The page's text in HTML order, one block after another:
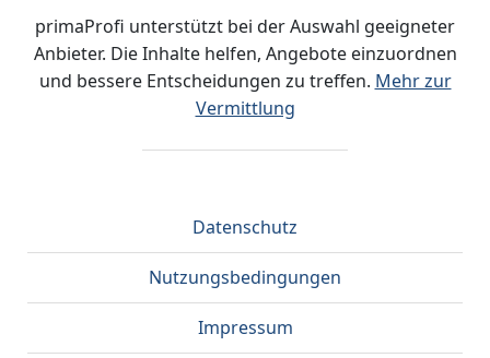
primaProfi unterstützt bei der Auswahl geeigneter
Anbieter. Die Inhalte helfen, Angebote einzuordnen
und bessere Entscheidungen zu treffen. Mehr zur
Vermittlung
Datenschutz
Nutzungsbedingungen
Impressum